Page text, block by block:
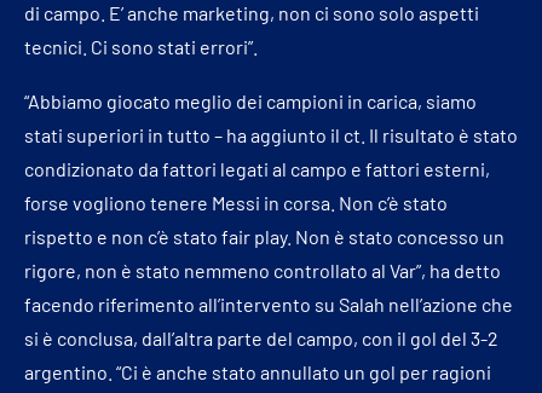
di campo. E’ anche marketing, non ci sono solo aspetti
tecnici. Ci sono stati errori”.
“Abbiamo giocato meglio dei campioni in carica, siamo
stati superiori in tutto – ha aggiunto il ct. Il risultato è stato
condizionato da fattori legati al campo e fattori esterni,
forse vogliono tenere Messi in corsa. Non c’è stato
rispetto e non c’è stato fair play. Non è stato concesso un
rigore, non è stato nemmeno controllato al Var”, ha detto
facendo riferimento all’intervento su Salah nell’azione che
si è conclusa, dall’altra parte del campo, con il gol del 3-2
argentino. “Ci è anche stato annullato un gol per ragioni